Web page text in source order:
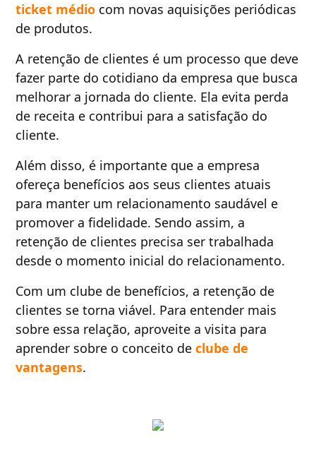
ticket médio com novas aquisições periódicas
de produtos.
A retenção de clientes é um processo que deve
fazer parte do cotidiano da empresa que busca
melhorar a jornada do cliente. Ela evita perda
de receita e contribui para a satisfação do
cliente.
Além disso, é importante que a empresa
ofereça benefícios aos seus clientes atuais
para manter um relacionamento saudável e
promover a fidelidade. Sendo assim, a
retenção de clientes precisa ser trabalhada
desde o momento inicial do relacionamento.
Com um clube de benefícios, a retenção de
clientes se torna viável. Para entender mais
sobre essa relação, aproveite a visita para
aprender sobre o conceito declube de
vantagens.